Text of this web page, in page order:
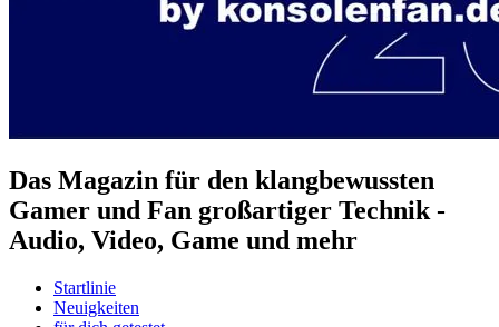
Das Magazin für den klangbewussten
Gamer und Fan großartiger Technik -
Audio, Video, Game und mehr
Startlinie
Neuigkeiten